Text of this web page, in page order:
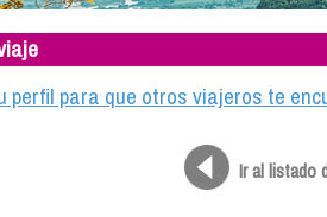
perfil para que otros viajeros te
Ir al listado